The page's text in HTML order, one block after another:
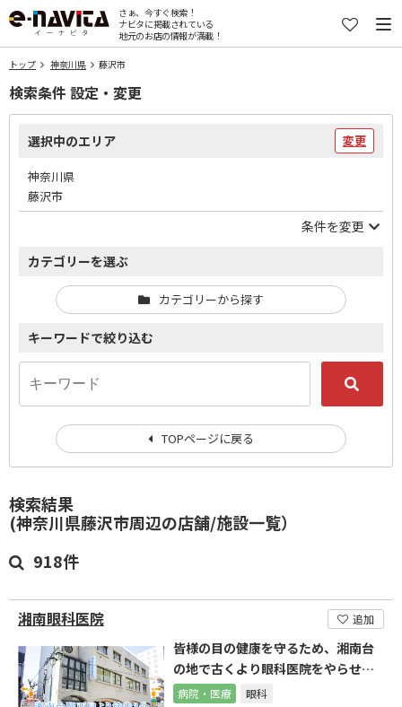
さぁ、今すぐ検索！
ナビタに掲載されている
地元のお店の情報が満載！
トップ 神奈川県 藤沢市
検索結果
(神奈川県藤沢市周辺の店舗/施設一覧）
918件
湘南眼科医院 追加
皆様の目の健康を守るため、湘南台
の地で古くより眼科医院をやらせて
いただいております。
病院・医療 眼科
検索条件 設定・変更
選択中のエリア 変更
神奈川県
藤沢市
条件を変更
カテゴリーを選ぶ
カテゴリーから探す
キーワードで絞り込む
TOPページに戻る